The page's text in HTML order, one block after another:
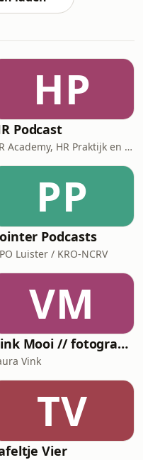
op tijd weg
niet baten
vader
een nieuwe
Helft. ✉️ Op
ons viaHP
Podcast
HR Academy, HR Praktijk en CHRO
PP
Podcasts
Luister / KRO-NCRV
VM
Vink Mooi // fotografiepodcast die verder gaat dan het kader
Vink
TV
Vier